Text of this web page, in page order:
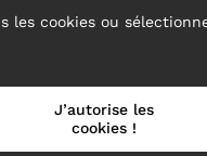
les cookies ou
J’autorise les
cookies !